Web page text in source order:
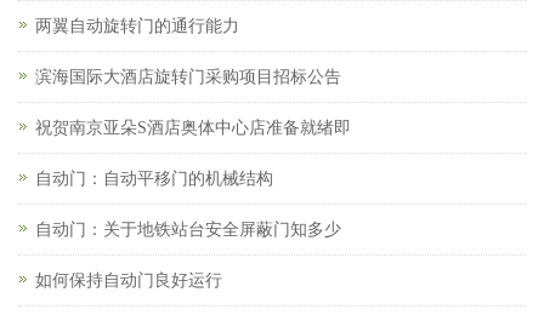
两翼自动旋转门的通行能力
滨海国际大酒店旋转门采购项目招标公告
祝贺南京亚朵S酒店奥体中心店准备就绪即
自动门：自动平移门的机械结构
自动门：关于地铁站台安全屏蔽门知多少
如何保持自动门良好运行